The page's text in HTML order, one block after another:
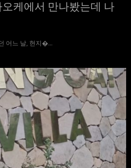
케에서 만나봤는데 나
어느 날, 현지�...